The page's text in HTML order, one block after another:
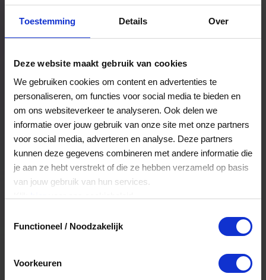
Toestemming Details Over
Deze website maakt gebruik van cookies
We gebruiken cookies om content en advertenties te
personaliseren, om functies voor social media te bieden en
om ons websiteverkeer te analyseren. Ook delen we
informatie over jouw gebruik van onze site met onze partners
voor social media, adverteren en analyse. Deze partners
kunnen deze gegevens combineren met andere informatie die
je aan ze hebt verstrekt of die ze hebben verzameld op basis
van jouw gebruik van hun services.
Functioneel / Noodzakelijk
Voorkeuren
Meerdere adressen registreren
Een bestelling volgen
Nog veel meer...
Maak account aan